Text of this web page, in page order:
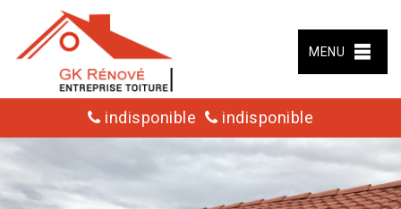
MENU
indisponible indisponible